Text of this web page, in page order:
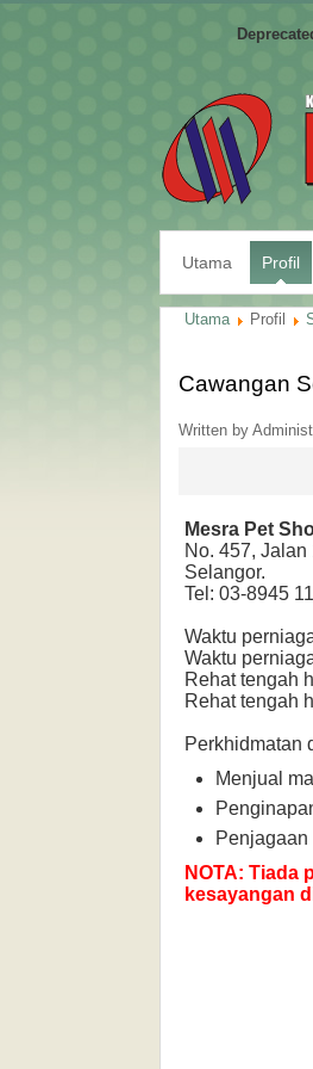
Utama Profil
Utama Profil
Cawangan
Written by
Mesra Pet
No. 457,
Selangor.
Tel: 03-8945
Waktu
Waktu
Rehat tengah
Rehat tengah
Perkhidmatan
Menjual
NOTA: Tiada
kesayangan